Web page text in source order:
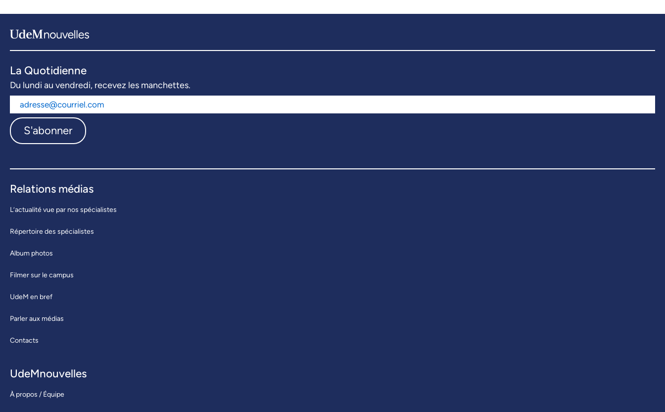
La Quotidienne
Du lundi au vendredi, recevez les manchettes.
S'abonner
Relations médias
L’actualité vue par nos spécialistes
Répertoire des spécialistes
Album photos
Filmer sur le campus
UdeM en bref
Parler aux médias
Contacts
UdeMnouvelles
À propos / Équipe